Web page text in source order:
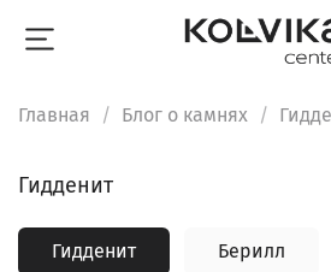
Главная Блог о камнях
Гидденит
Гидденит Берилл